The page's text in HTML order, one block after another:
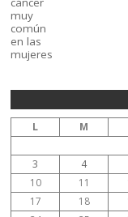
L M
3
4
10
11
17
18